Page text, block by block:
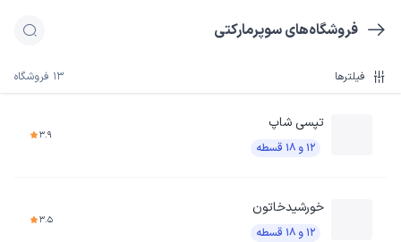
فروشگاه‌های سوپرمارکتی
فیلترها 13 فروشگاه
تپسی شاپ
۱۲ و ۱۸ قسطه
3.9
خورشیدخاتون
۱۲ و ۱۸ قسطه
3.5